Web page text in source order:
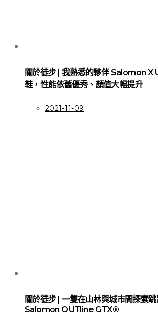
關於徒步 | 我熟悉的夥伴 Salomon X
鞋，性能依舊優秀、顏值大幅提升
2021-11-09
關於徒步 | 一雙在山林與城市間探索
Salomon OUTline GTX®